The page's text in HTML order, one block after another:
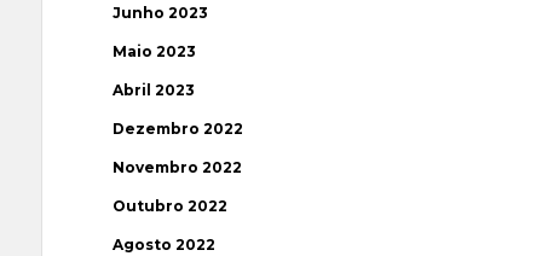
Junho 2023
Maio 2023
Abril 2023
Dezembro 2022
Novembro 2022
Outubro 2022
Agosto 2022